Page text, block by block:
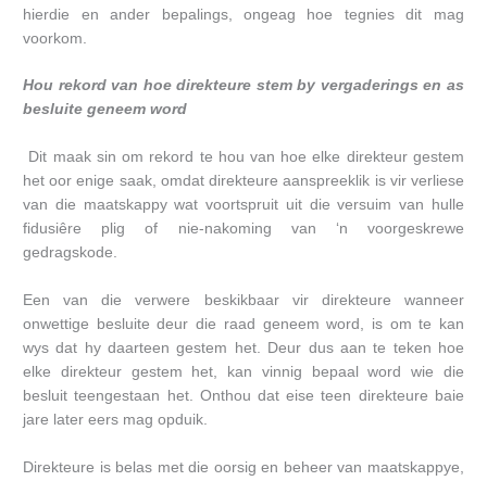
hierdie en ander bepalings, ongeag hoe tegnies dit mag
voorkom.
Hou rekord van hoe direkteure stem by vergaderings en as
besluite geneem word
Dit maak sin om rekord te hou van hoe elke direkteur gestem
het oor enige saak, omdat direkteure aanspreeklik is vir verliese
van die maatskappy wat voortspruit uit die versuim van hulle
fidusiêre plig of nie-nakoming van ‘n voorgeskrewe
gedragskode.
Een van die verwere beskikbaar vir direkteure wanneer
onwettige besluite deur die raad geneem word, is om te kan
wys dat hy daarteen gestem het. Deur dus aan te teken hoe
elke direkteur gestem het, kan vinnig bepaal word wie die
besluit teengestaan het. Onthou dat eise teen direkteure baie
jare later eers mag opduik.
Direkteure is belas met die oorsig en beheer van maatskappye,